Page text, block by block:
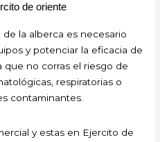
de oriente
la alberca es necesario
y potenciar la eficacia de
que no corras el riesgo de
respiratorias o
contaminantes.
y estas en Ejercito de